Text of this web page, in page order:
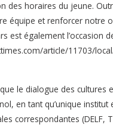
horaires du jeune.
équipe et renforcer notre
est également l’occasion
article/11703/
le dialogue des cultures
en tant qu’unique
(DELF,